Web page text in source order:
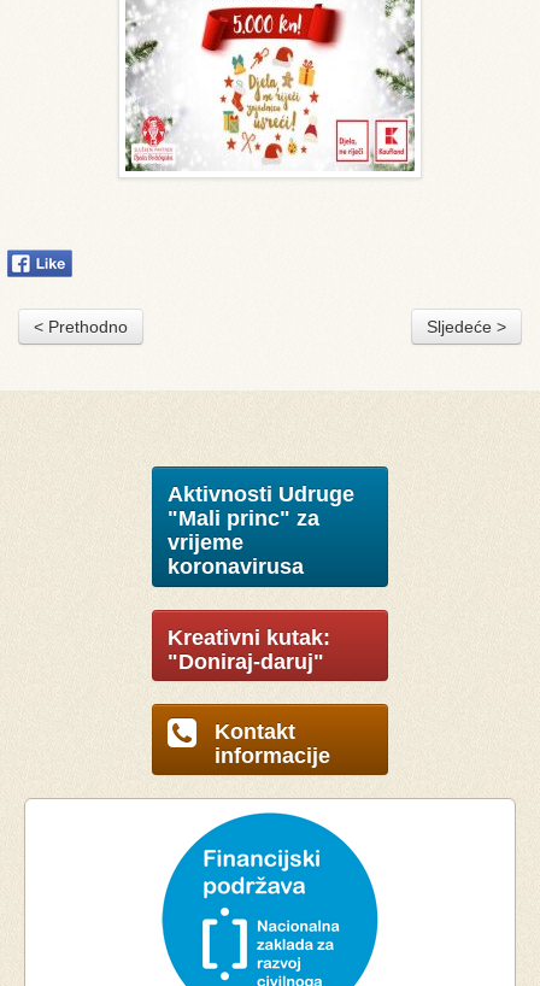
< Prethodno Sljedeće >
Aktivnosti Udruge
"Mali princ" za
vrijeme
koronavirusa
Kreativni kutak:
"Doniraj-daruj"
Kontakt
informacije